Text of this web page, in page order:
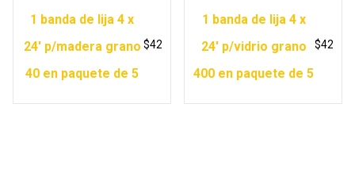
1 banda de lija 4 x
24′ p/madera grano
40 en paquete de 5
$42
1 banda de lija 4 x
24′ p/vidrio grano
400 en paquete de 5
$42